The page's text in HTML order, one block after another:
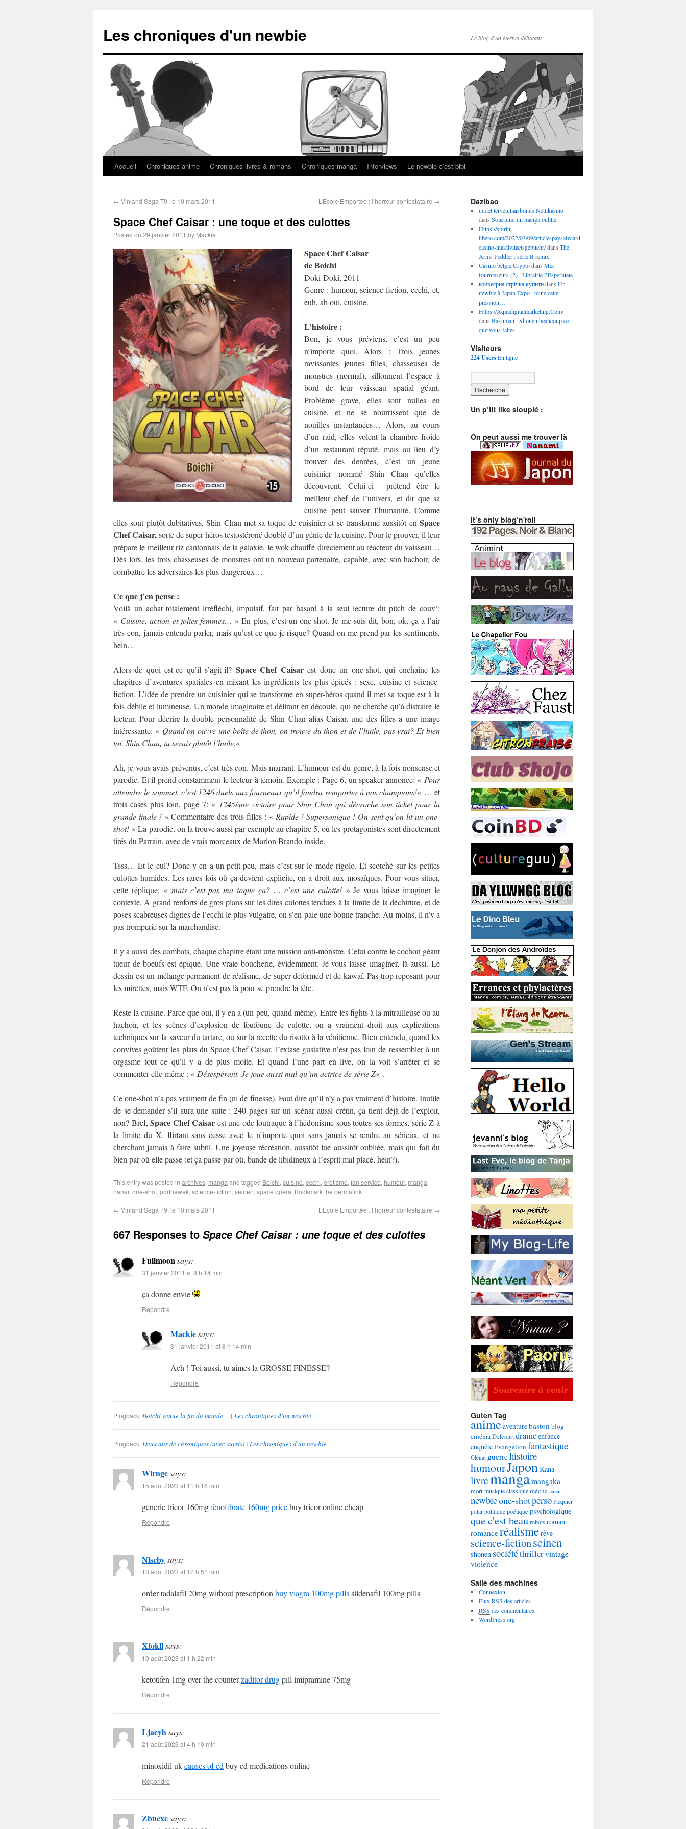
Les chroniques d'un newbie Le blog d'un éternel débutant
Accueil Chroniques anime Chroniques livres & romans Chroniques manga Interviews Le newbie c’est bibi
← Vinland Saga T9, le 10 mars 2011 L’Ecole Emportée : l’horreur contestataire →
Space Chef Caisar : une toque et des culottes
Posted on 29 janvier 2011 by Mackie
Space Chef Caisar
de Boichi
Doki-Doki, 2011
Genre : humour, science-fiction, ecchi, et,
euh, ah oui, cuisine.
L’histoire :
Bon, je vous préviens, c’est un peu
n’importe quoi. Alors : Trois jeunes
ravissantes jeunes filles, chasseuses de
monstres (normal), sillonnent l’espace à
bord de leur vaisseau spatial géant.
Problème grave, elles sont nulles en
cuisine, et ne se nourrissent que de
nouilles instantanées… Alors, au cours
d’un raid, elles volent la chambre froide
d’un restaurant réputé, mais au lieu d’y
trouver des denrées, c’est un jeune
cuisinier nommé Shin Chan qu’elles
découvrent. Celui-ci prétend être le
meilleur chef de l’univers, et dit que sa
cuisine peut sauver l’humanité. Comme
elles sont plutôt dubitatives, Shin Chan met sa toque de cuisinier et se transforme aussitôt en Space
Chef Caisar,sorte de super-héros testostéroné doublé d’un génie de la cuisine. Pour le prouver, il leur
prépare le meilleur riz cantonnais de la galaxie, le wok chauffé directement au réacteur du vaisseau…
Dès lors, les trois chasseuses de monstres ont un nouveau partenaire, capable, avec son hachoir, de
combattre les adversaires les plus dangereux…
Ce que j’en pense :
Voilà un achat totalement irréfléchi, impulsif, fait par hasard à la seul lecture du pitch de couv’:
« Cuisine, action et jolies femmes… » En plus, c’est un one-shot. Je me suis dit, bon, ok, ça a l’air
très con, jamais entendu parler, mais qu’est-ce que je risque? Quand on me prend par les sentiments,
hein…
Alors de quoi est-ce qu’il s’agit-il? Space Chef Caisarest donc un one-shot, qui enchaîne les
chapitres d’aventures spatiales en mixant les ingrédients les plus épicés : sexe, cuisine et science-
fiction. L’idée de prendre un cuisinier qui se transforme en super-héros quand il met sa toque est à la
fois débile et lumineuse. Un monde imaginaire et délirant en découle, qui ne cherche qu’à distraire le
lecteur. Pour décrire la double personnalité de Shin Chan alias Caisar, une des filles a une image
intéressante: « Quand on ouvre une boîte de thon, on trouve du thon et de l’huile, pas vrai? Et bien
toi, Shin Chan, tu serais plutôt l’huile.«
Ah, je vous avais prévenus, c’est très con. Mais marrant. L’humour est du genre, à la fois nonsense et
parodie. Et il prend constamment le lecteur à témoin. Exemple : Page 6, un speaker annonce: « Pour
atteindre le sommet, c’est 1246 duels aux fourneaux qu’il faudra remporter à nos champions!« … et
trois cases plus loin, page 7: « 1245ème victoire pour Shin Chan qui décroche son ticket pour la
grande finale !» Commentaire des trois filles : « Rapide ! Supersonique ! On sent qu’on lit un one-
shot! » La parodie, on la trouve aussi par exemple au chapitre 5, où les protagonistes sont directement
tirés du Parrain, avec de vrais morceaux de Marlon Brando inside.
Tsss… Et le cul? Donc y en a un petit peu, mais c’est sur le mode rigolo. Et scotché sur les petites
culottes humides. Les rares fois où ça devient explicite, on a droit aux mosaïques. Pour vous situer,
cette réplique: « mais c’est pas ma toque ça? … c’est une culotte!» Je vous laisse imaginer le
contexte. A grand renforts de gros plans sur les dites culottes tendues à la limite de la déchirure, et de
poses scabreuses dignes de l’ecchi le plus vulgaire, on s’en paie une bonne tranche. Au moins, il n’y a
pas tromperie sur la marchandise.
Il y a aussi des combats, chaque chapitre étant une mission anti-monstre. Celui contre le cochon géant
tueur de boeufs est épique. Une vraie boucherie, évidemment. Je vous laisse imaginer, là aussi. Le
dessin est un mélange permanent de réalisme, de super deformed et de kawaï. Pas trop reposant pour
les mirettes, mais WTF. On n’est pas là pour se prendre la tête.
Reste la cuisine. Parce que oui, il y en a (un peu, quand même). Entre les fights à la mitrailleuse ou au
hachoir, et les scènes d’explosion de foufoune de culotte, on a vraiment droit aux explications
techniques sur la saveur du tartare, ou sur la recette du risotto à la vénitienne. Bien entendu, quand les
convives goûtent les plats du Space Chef Caisar, l’extase gustative n’est pas loin de ressembler à un
orgasme tout ce qu’il y a de plus moite. Et quand l’une part en live, on la voit s’arrêter et se
commenter elle-même : « Désespérant. Je joue aussi mal qu’un actrice de série Z« .
Ce one-shot n’a pas vraiment de fin (ni de finesse). Faut dire qu’il n’y a pas vraiment d’histoire. Inutile
de se demander s’il aura une suite : 240 pages sur un scénar aussi crétin, ça tient déjà de l’exploit,
non? Bref,Space Chef Caisar est une ode foutraque à l’hédonisme sous toutes ses formes, série Z à
la limite du X, flirtant sans cesse avec le n’importe quoi sans jamais se rendre au sérieux, et ne
cherchant jamais à faire subtil. Une joyeuse récréation, aussitôt lue aussitôt oubliée, mais qui fait du
bien par où elle passe (et ça passe par où, bande de libidineux à l’esprit mal placé, hein?).
This entry was posted in archives, manga and tagged Boichi, cuisine, ecchi, érotisme, fan service, humour, manga,
nanar, one-shot, portnawak, science-fiction, seinen, space opera. Bookmark the permalink.
← Vinland Saga T9, le 10 mars 2011 L’Ecole Emportée : l’horreur contestataire →
667 Responses to Space Chef Caisar : une toque et des culottes
Fullmoonsays:
31 janvier 2011 at 8 h 14 min
ça donne envie
Répondre
Mackiesays:
31 janvier 2011 at 8 h 14 min
Ach ! Toi aussi, tu aimes la GROSSE FINESSE?
Répondre
Pingback:Boichi venue la fin du monde… | Les chroniques d'un newbie
Pingback:Deux ans de chroniques (avec sursis) | Les chroniques d'un newbie
Wlrngesays:
15 août 2023 at 11 h 16 min
generic tricor 160mgfenofibrate 160mg pricebuy tricor online cheap
Répondre
Nlscbysays:
18 août 2023 at 12 h 51 min
order tadalafil 20mg without prescription buy viagra 100mg pillssildenafil 100mg pills
Répondre
Xfokllsays:
19 août 2023 at 1 h 22 min
ketotifen 1mg over the counterzaditor drugpill imipramine 75mg
Répondre
Ljaeyhsays:
21 août 2023 at 4 h 10 min
minoxidil ukcauses of ed buy ed medications online
Répondre
Zbuexcsays:
Dazibao
uudet tervetuliaisbonus Nettikasino
dans Solarium, un manga oublié
Https://spiritu-
libero.com/2022/03/09/articlespaysafecard-
casino-inaktivitaetsgebuehr/dans The
Arms Peddler : série B remix
Casino belgie Cryptodans Mes
fournisseurs (2) : Librairie l’Esperluète
конвеєрна стрічка купитиdans Un
newbie à Japan Expo : toute cette
pression…
Https://Aquadigitalmarketing.Com/
dans Bakuman : Shonen beaucoup ce
que vous faites
Visiteurs
224 UsersEn ligne
Un p’tit like siouplé :
On peut aussi me trouver là
It’s only blog’n'roll
Guten Tag
animeaventurebaston blog
cinémaDelcourtdrameenfance
enquêteEvangelion fantastique
Glénat guerrehistoire
humourJapon Kana
livremangamangaka
mortmusique classiquemécha nanar
newbieone-shotperso Picquier
polar politique poétique psychologique
que c'est beaurobotsroman
romanceréalismerêve
science-fictionseinen
shonen sociététhrillervintage
violence
Salle des machines
Connexion
Flux RSS des articles
RSS des commentaires
WordPress.org